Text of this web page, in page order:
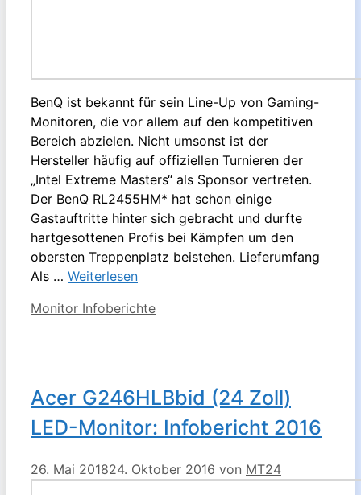
BenQ ist bekannt für sein Line-Up von Gaming-
Monitoren, die vor allem auf den kompetitiven
Bereich abzielen. Nicht umsonst ist der
Hersteller häufig auf offiziellen Turnieren der
„Intel Extreme Masters“ als Sponsor vertreten.
Der BenQ RL2455HM* hat schon einige
Gastauftritte hinter sich gebracht und durfte
hartgesottenen Profis bei Kämpfen um den
obersten Treppenplatz beistehen. Lieferumfang
Als … Weiterlesen
Kategorien
Monitor Infoberichte
Acer G246HLBbid (24 Zoll)
LED-Monitor: Infobericht 2016
26. Mai 201824. Oktober 2016 von MT24